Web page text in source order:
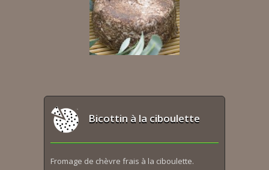
Bicottin à la ciboulette
Fromage de chèvre frais à la ciboulette.